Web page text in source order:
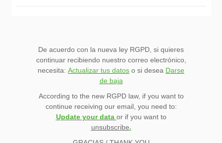
De acuerdo con la nueva ley RGPD, si quieres
continuar recibiendo nuestro correo electrónico,
necesita: Actualizar tus datos o si desea Darse
de baja
According to the new RGPD law, if you want to
continue receiving our email, you need to:
Update your data or if you want to
unsubscribe.